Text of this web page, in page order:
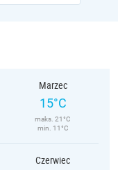
Marzec
15°C
maks. 21°C
min. 11°C
Czerwiec